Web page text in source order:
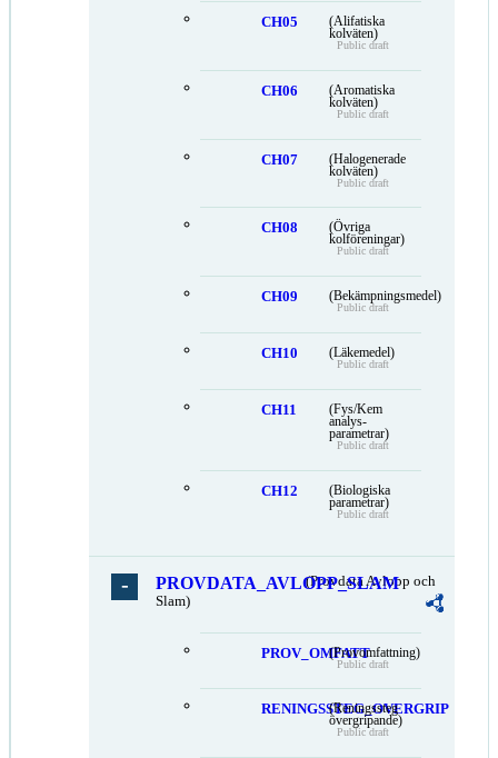
CH05
(Alifatiska
kolväten)
Public draft
CH06
(Aromatiska
kolväten)
Public draft
CH07
(Halogenerade
kolväten)
Public draft
CH08
(Övriga
kolföreningar)
Public draft
CH09 (Bekämpningsmedel)
Public draft
CH10 (Läkemedel)
Public draft
CH11
(Fys/Kem
analys-
parametrar)
Public draft
CH12
(Biologiska
parametrar)
Public draft
PROVDATA_AVLOPP_SLAM
(Provdata Avlopp och
Slam)
PROV_OMFATT(Provomfattning)
Public draft
RENINGSSTEG_OVERGRIP
(Reningssteg
övergripande)
Public draft